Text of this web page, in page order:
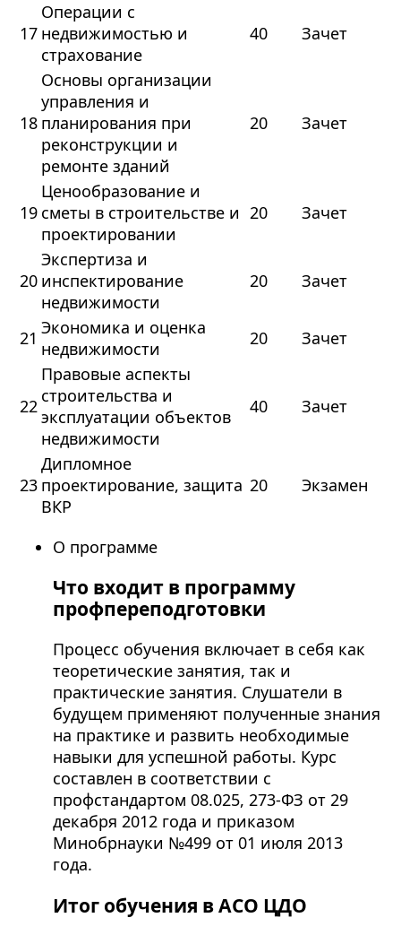
17
Операции с
недвижимостью и
страхование
40 Зачет
18
Основы организации
управления и
планирования при
реконструкции и
ремонте зданий
20 Зачет
19
Ценообразование и
сметы в строительстве и
проектировании
20 Зачет
20
Экспертиза и
инспектирование
недвижимости
20 Зачет
21 Экономика и оценка
недвижимости
20 Зачет
22
Правовые аспекты
строительства и
эксплуатации объектов
недвижимости
40 Зачет
23
Дипломное
проектирование, защита
ВКР
20 Экзамен
О программе
Что входит в программу
профпереподготовки
Процесс обучения включает в себя как
теоретические занятия, так и
практические занятия. Слушатели в
будущем применяют полученные знания
на практике и развить необходимые
навыки для успешной работы. Курс
составлен в соответствии с
профстандартом 08.025, 273-ФЗ от 29
декабря 2012 года и приказом
Минобрнауки №499 от 01 июля 2013
года.
Итог обучения в АСО ЦДО